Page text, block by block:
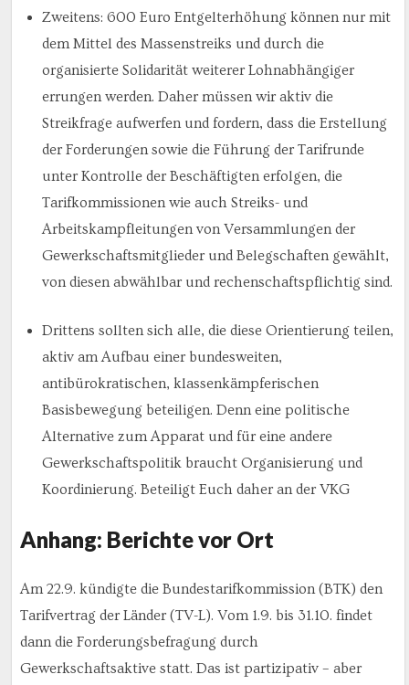
Zweitens: 600 Euro Entgelterhöhung können nur mit
dem Mittel des Massenstreiks und durch die
organisierte Solidarität weiterer Lohnabhängiger
errungen werden. Daher müssen wir aktiv die
Streikfrage aufwerfen und fordern, dass die Erstellung
der Forderungen sowie die Führung der Tarifrunde
unter Kontrolle der Beschäftigten erfolgen, die
Tarifkommissionen wie auch Streiks- und
Arbeitskampfleitungen von Versammlungen der
Gewerkschaftsmitglieder und Belegschaften gewählt,
von diesen abwählbar und rechenschaftspflichtig sind.
Drittens sollten sich alle, die diese Orientierung teilen,
aktiv am Aufbau einer bundesweiten,
antibürokratischen, klassenkämpferischen
Basisbewegung beteiligen. Denn eine politische
Alternative zum Apparat und für eine andere
Gewerkschaftspolitik braucht Organisierung und
Koordinierung. Beteiligt Euch daher an der VKG
Anhang: Berichte vor Ort
Am 22.9. kündigte die Bundestarifkommission (BTK) den
Tarifvertrag der Länder (TV-L). Vom 1.9. bis 31.10. findet
dann die Forderungsbefragung durch
Gewerkschaftsaktive statt. Das ist partizipativ – aber